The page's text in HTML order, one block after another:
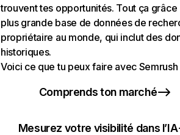
trouvent tes opportunités. Tout ça grâce
plus grande base de données de
propriétaire au monde, qui inclut des
historiques.
Voici ce que tu peux faire avec Semrush
Comprends ton marché
Mesurez votre visibilité dans l’IA